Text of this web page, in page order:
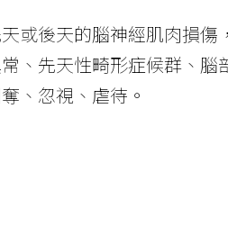
或後天的腦神經肌肉損
、先天性畸形症候群、
、忽視、虐待。